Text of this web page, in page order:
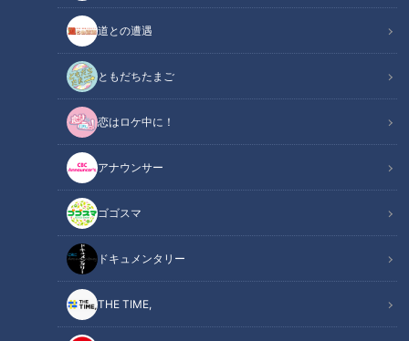
道との遭遇
ともだちたまご
恋はロケ中に！
アナウンサー
ゴゴスマ
ドキュメンタリー
THE TIME,
CBCテレビ『チャント！』いただきます！ほぼ地元だけ 愛されフード
この記事の画像（全7枚）
記事に戻る